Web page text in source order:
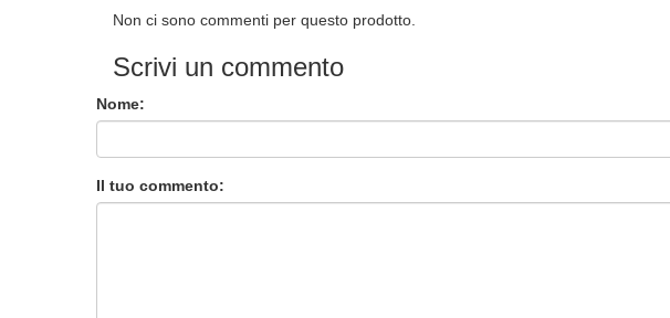
Non ci sono commenti per questo prodotto.
Scrivi un commento
Nome:
Il tuo commento: